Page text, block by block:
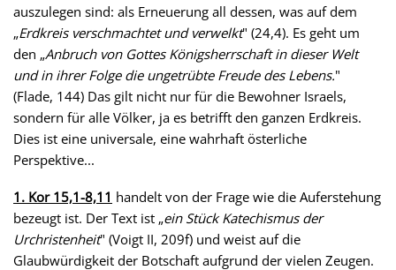
auszulegen sind: als Erneuerung all dessen, was auf dem
„Erdkreis verschmachtet und verwelkt" (24,4). Es geht um
den „Anbruch von Gottes Königsherrschaft in dieser Welt
und in ihrer Folge die ungetrübte Freude des Lebens."
(Flade, 144) Das gilt nicht nur für die Bewohner Israels,
sondern für alle Völker, ja es betrifft den ganzen Erdkreis.
Dies ist eine universale, eine wahrhaft österliche
Perspektive...
1. Kor 15,1-8,11 handelt von der Frage wie die Auferstehung
bezeugt ist. Der Text ist „ein Stück Katechismus der
Urchristenheit" (Voigt II, 209f) und weist auf die
Glaubwürdigkeit der Botschaft aufgrund der vielen Zeugen.